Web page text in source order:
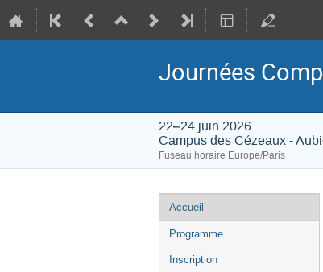
Journées
22–24 juin 2026
Campus des Cézeaux -
Fuseau horaire Europe/Paris
Menu
de
l'événement
Accueil
Programme
Inscription